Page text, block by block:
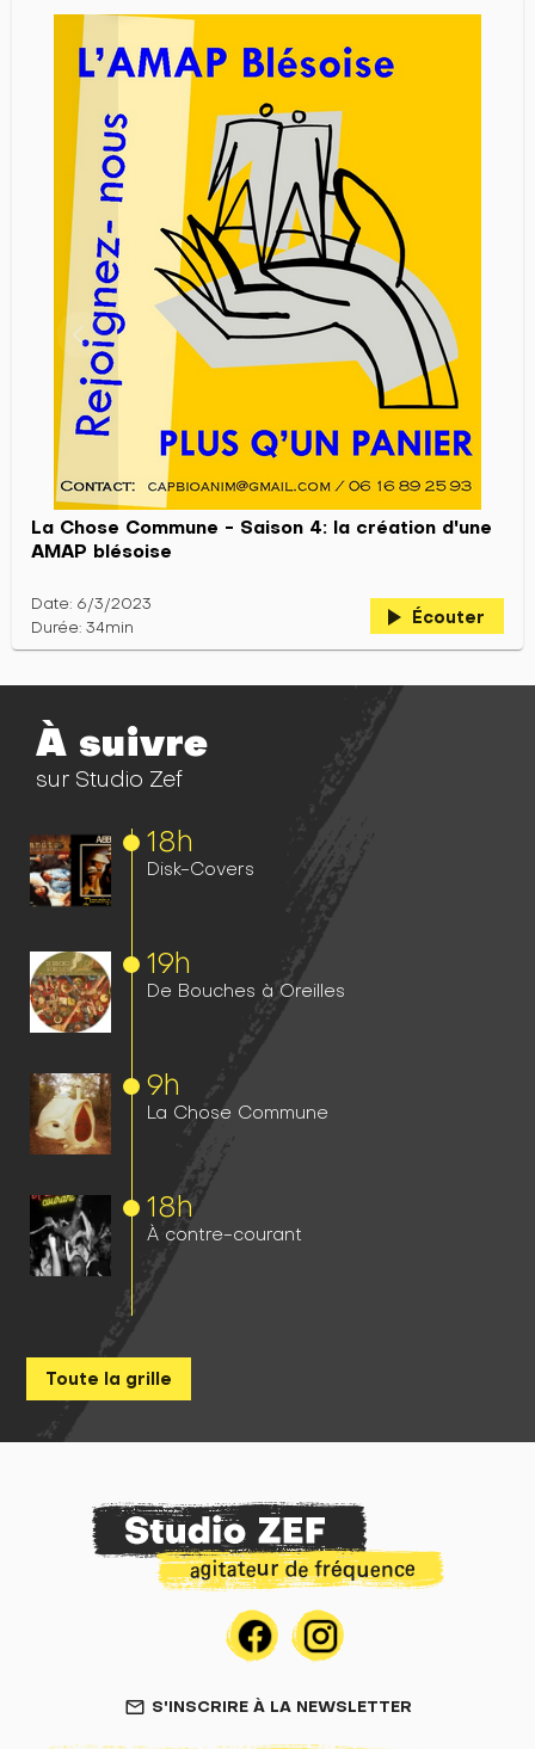
À suivre
sur Studio Zef
18h
Disk-Covers
19h
De Bouches à Oreilles
9h
La Chose Commune
18h
À contre-courant
Toute la grille
mail_outline S'INSCRIRE À LA NEWSLETTER
La Chose Commune - Saison 4: la création d'une
AMAP blésoise
Date: 6/3/2023
Durée: 34min
play_arrow Écouter